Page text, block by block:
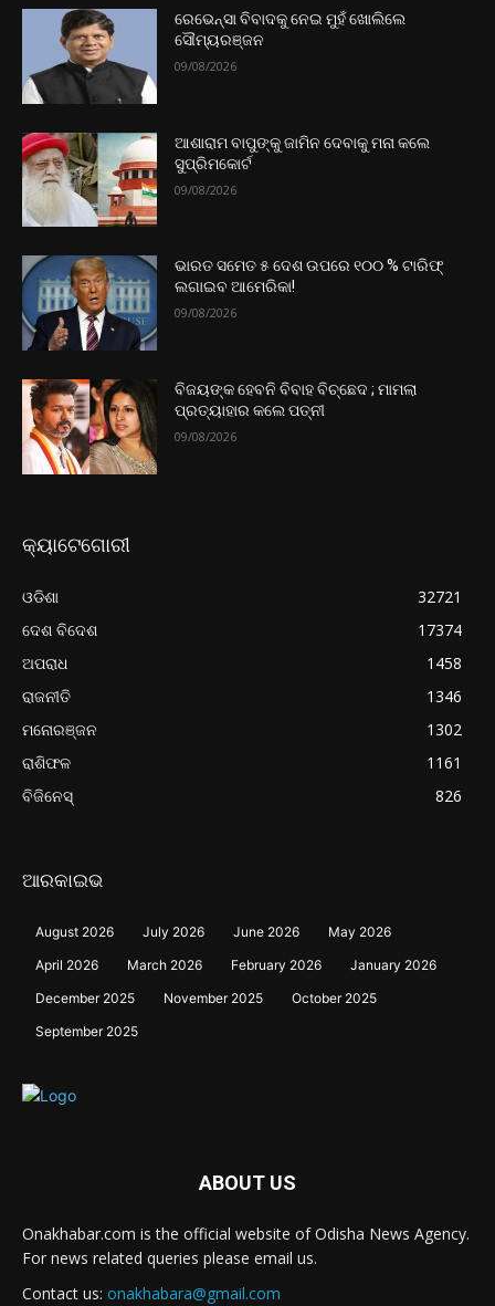
ରେଭେନ୍ସା ବିବାଦକୁ ନେଇ ମୁହଁ ଖୋଲିଲେ
ସୌମ୍ୟରଞ୍ଜନ
09/08/2026
ଆଶାରାମ ବାପୁଙ୍କୁ ଜାମିନ ଦେବାକୁ ମନା କଲେ
ସୁପ୍ରିମକୋର୍ଟ
09/08/2026
ଭାରତ ସମେତ ୫ ଦେଶ ଉପରେ ୧୦୦ % ଟାରିଫ୍
ଲଗାଇବ ଆମେରିକା!
09/08/2026
ବିଜୟଙ୍କ ହେବନି ବିବାହ ବିଚ୍ଛେଦ ; ମାମଲା
ପ୍ରତ୍ୟାହାର କଲେ ପତ୍ନୀ
09/08/2026
କ୍ୟାଟେଗୋରୀ
ଓଡିଶା
32721
ଦେଶ ବିଦେଶ
17374
ଅପରାଧ
1458
ରାଜନୀତି
1346
ମନୋରଞ୍ଜନ
1302
ରାଶିଫଳ
1161
ବିଜିନେସ୍
826
ଆରକାଇଭ
August 2026 July 2026 June 2026
May 2026
April 2026
March 2026 February 2026
January 2026
December 2025
November 2025
October 2025
September 2025
ABOUT US
Onakhabar.com is the official website of Odisha News Agency.
For news related queries please email us.
Contact us: onakhabara@gmail.com